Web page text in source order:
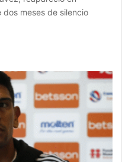
meses de silencio